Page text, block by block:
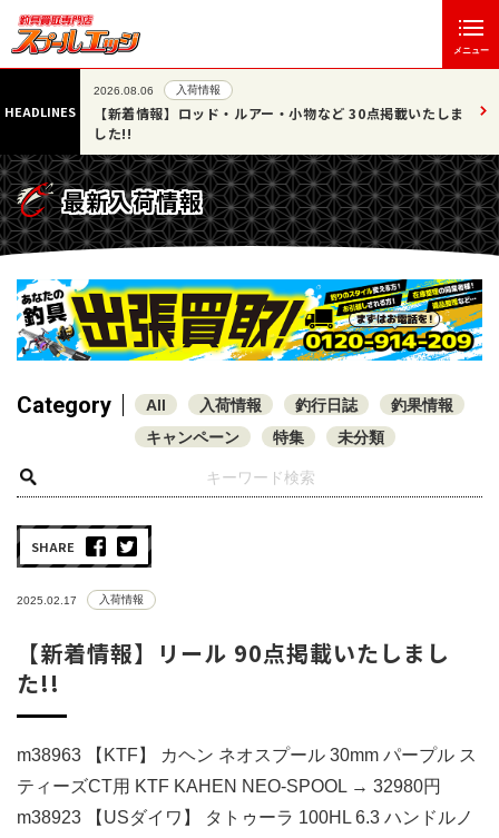
メニュー
HEADLINES
07/25
2026.08.06 入荷情報
【新着情報】ロッド・ルアー・小物など 30点掲載いたしま
した!!
最新入荷情報
Category All 入荷情報 釣行日誌
釣果情報
キャンペーン
特集 未分類
SHARE
2025.02.17 入荷情報
【新着情報】リール 90点掲載いたしまし
た!!
m38963 【KTF】 カヘン ネオスプール 30mm パープル ス
ティーズCT用 KTF KAHEN NEO-SPOOL → 32980円
m38923 【USダイワ】 タトゥーラ 100HL 6.3 ハンドルノ